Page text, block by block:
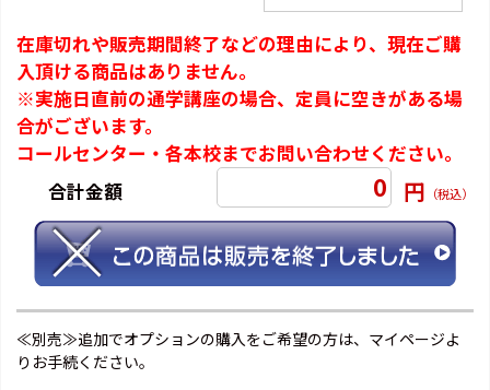
在庫切れや販売期間終了などの理由により、現在ご購
入頂ける商品はありません。
※実施日直前の通学講座の場合、定員に空きがある場
合がございます。
コールセンター・各本校までお問い合わせください。
合計金額
0 円 （税込）
≪別売≫追加でオプションの購入をご希望の方は、マイページよ
りお手続ください。